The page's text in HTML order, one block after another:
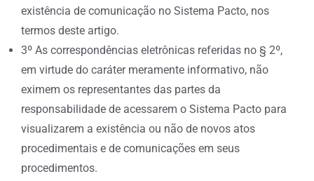
existência de comunicação no Sistema Pacto, nos
termos deste artigo.
3º As correspondências eletrônicas referidas no § 2º,
em virtude do caráter meramente informativo, não
eximem os representantes das partes da
responsabilidade de acessarem o Sistema Pacto para
visualizarem a existência ou não de novos atos
procedimentais e de comunicações em seus
procedimentos.